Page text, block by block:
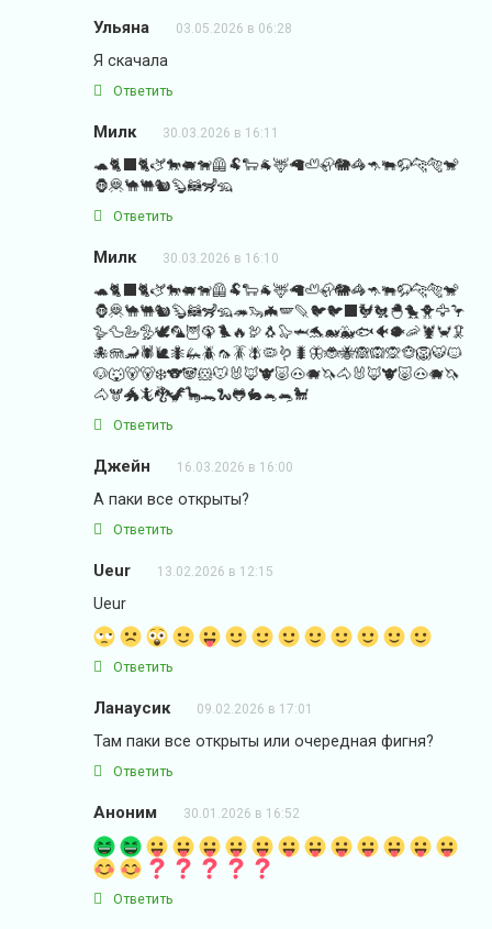
Ульяна 03.05.2026 в 06:28
Я скачала
Ответить
Милк 30.03.2026 в 16:11
🐢🐈‍⬛🐈🫏🐎🐖🐕‍🦺🐏🐑🐐🦌🦙🦥🦣🐘🦓🦘🐃🦬🐆🐅🐒
🦍🦧🐪🐫🐿️🦫🦝🦨🦡
Ответить
Милк 30.03.2026 в 16:10
🐢🐈‍⬛🐈🫏🐎🐖🐕‍🦺🐏🐑🐐🦌🦙🦥🦣🐘🦓🦘🐃🦬🐆🐅🐒
🦍🦧🐪🐫🐿️🦫🦝🦨🦡🦔🦦🦇🪽🪶🐦🐦‍⬛🐓🐔🐣🐤🐥🦅🦩
🪿🦆🦢🦤🕊️🦜🦉🦚🐦‍🔥🦃🐧🦭🦈🐬🐋🐳🐟🐠🐡🦐🦞🦀🦑
🐙🪼🦂🕷️🐌🐜🦗🪲🦟🪳🪰🦠🪱🐛🦋🐞🐝🙈🙉🙊🐵🦁🐯🐱
🐶🐺🐻🐻‍❄️🐨🐼🐹🐭🐰🦊🐮🐷🐽🐗🦄🐴🐰🦊🐮🐷🐽🐗🦄
🐴🫎🐲🦎🐉🦖🦕🐊🐍🐸🐇🐁🐀🐩
Ответить
Джейн 16.03.2026 в 16:00
А паки все открыты?
Ответить
Ueur 13.02.2026 в 12:15
Ueur
Ответить
Ланаусик 09.02.2026 в 17:01
Там паки все открыты или очередная фигня?
Ответить
Аноним 30.01.2026 в 16:52
Ответить